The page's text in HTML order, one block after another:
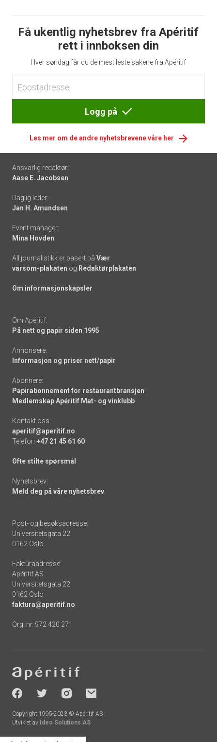
Få ukentlig nyhetsbrev fra Apéritif
rett i innboksen din
Hver søndag får du de mest leste sakene fra Apéritif
Logg på
Les mer om de andre nyhetsbrevene våre her
Footer
-
links
Ansvarlig redaktør:
Aase E. Jacobsen
Daglig leder:
Jan H. Amundsen
Event manager:
Mina Hovden
All journalistikk er basert på Vær
varsom-plakaten og Redaktørplakaten
Om informasjonskapsler
Om Apéritif:
På nett og papir siden 1995
Annonsere:
Informasjon og priser nett/papir
Abonnere:
Papirabonnement for restaurantbransjen
Medlemskap Apéritif Mat- og vinklubb
Kontakt oss:
aperitif@aperitif.no
Telefon +47 21 45 61 60
Ofte stilte spørsmål
Nyhetsbrev:
Meld deg på våre nyhetsbrev
Post- og besøksadresse:
Universitetsgata 22
0162 Oslo
Fakturaadresse:
Apéritif AS
Universitetsgata 22
0162 Oslo
faktura@aperitif.no
Org. nr. 972 420 271
-
socials
Copyright 1995-2023 © Apéritif AS
Utviklet av Ideo Solutions AS